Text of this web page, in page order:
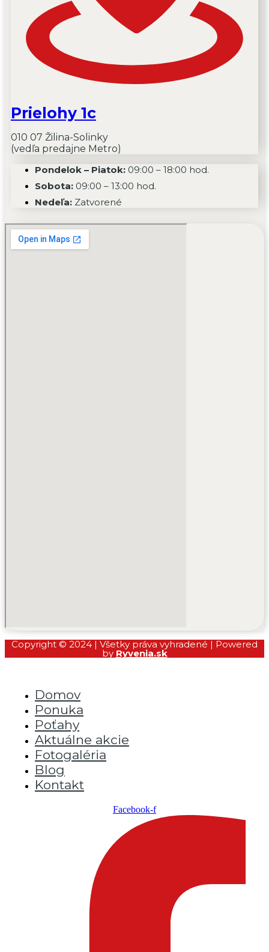
Prielohy 1c
010 07 Žilina-Solinky
(vedľa predajne Metro)
Pondelok – Piatok: 09:00 – 18:00 hod.
Sobota: 09:00 – 13:00 hod.
Nedeľa: Zatvorené
Copyright © 2024 | Všetky práva vyhradené | Powered
by Ryvenia.sk
Domov
Ponuka
Poťahy
Aktuálne akcie
Fotogaléria
Blog
Kontakt
Facebook-f